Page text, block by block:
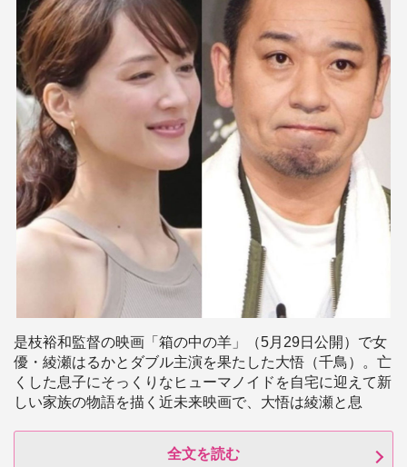
是枝裕和監督の映画「箱の中の羊」（5月29日公開）で女
優・綾瀬はるかとダブル主演を果たした大悟（千鳥）。亡
くした息子にそっくりなヒューマノイドを自宅に迎えて新
しい家族の物語を描く近未来映画で、大悟は綾瀬と息
全文を読む